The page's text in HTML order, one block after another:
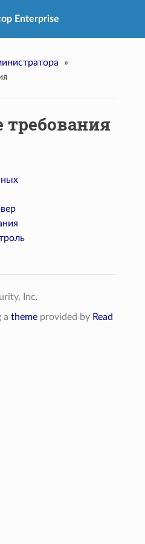
Enterprise
»
Inc.
atheme provided by Read